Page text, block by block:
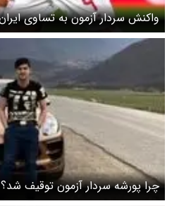
واکنش سردار آزمون به تساوی ایران مقابل مصر + عکس
چرا پورشه سردار آزمون توقیف شد؟